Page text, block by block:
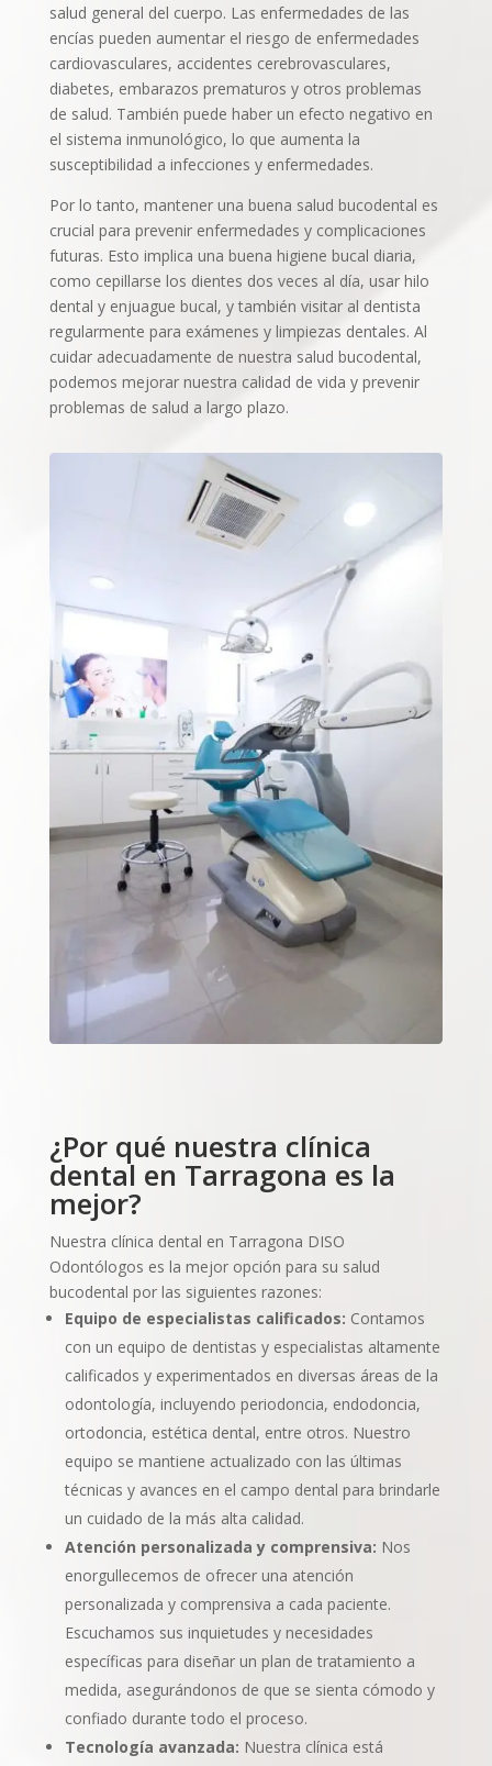
salud general del cuerpo. Las enfermedades de las
encías pueden aumentar el riesgo de enfermedades
cardiovasculares, accidentes cerebrovasculares,
diabetes, embarazos prematuros y otros problemas
de salud. También puede haber un efecto negativo en
el sistema inmunológico, lo que aumenta la
susceptibilidad a infecciones y enfermedades.
Por lo tanto, mantener una buena salud bucodental es
crucial para prevenir enfermedades y complicaciones
futuras. Esto implica una buena higiene bucal diaria,
como cepillarse los dientes dos veces al día, usar hilo
dental y enjuague bucal, y también visitar al dentista
regularmente para exámenes y limpiezas dentales. Al
cuidar adecuadamente de nuestra salud bucodental,
podemos mejorar nuestra calidad de vida y prevenir
problemas de salud a largo plazo.
¿Por qué nuestra clínica
dental en Tarragona es la
mejor?
Nuestra clínica dental en Tarragona DISO
Odontólogos es la mejor opción para su salud
bucodental por las siguientes razones:
Equipo de especialistas calificados: Contamos
con un equipo de dentistas y especialistas altamente
calificados y experimentados en diversas áreas de la
odontología, incluyendo periodoncia, endodoncia,
ortodoncia, estética dental, entre otros. Nuestro
equipo se mantiene actualizado con las últimas
técnicas y avances en el campo dental para brindarle
un cuidado de la más alta calidad.
Atención personalizada y comprensiva: Nos
enorgullecemos de ofrecer una atención
personalizada y comprensiva a cada paciente.
Escuchamos sus inquietudes y necesidades
específicas para diseñar un plan de tratamiento a
medida, asegurándonos de que se sienta cómodo y
confiado durante todo el proceso.
Tecnología avanzada: Nuestra clínica está